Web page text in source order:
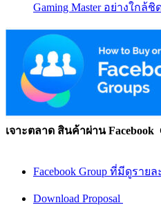
Gaming Master อย่างใกล้ชิ
เจาะตลาด สินค้าผ่าน Facebook
Facebook Group ที่มีดูราย
Download Proposal